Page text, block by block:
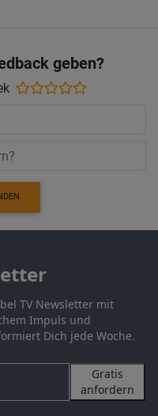
geben?
TV Newsletter mit
Impuls und
Dich jede Woche.
Gratis
anfordern